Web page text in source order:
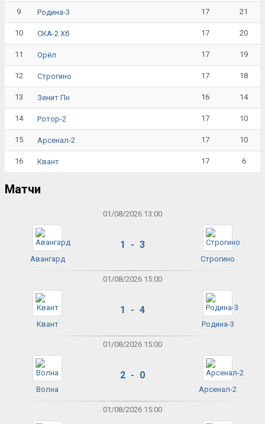
9 Родина-3 17 21
10 СКА-2 Хб 17 20
11 Орёл 17 19
12 Строгино 17 18
13 Зенит Пн 16 14
14 Ротор-2 17 10
15 Арсенал-2 17 10
16 Квант 17 6
Матчи
01/08/2026 13:00
Авангард
1 - 3
Строгино
01/08/2026 15:00
Квант
1 - 4
Родина-3
01/08/2026 15:00
Волна
2 - 0
Арсенал-2
01/08/2026 15:00